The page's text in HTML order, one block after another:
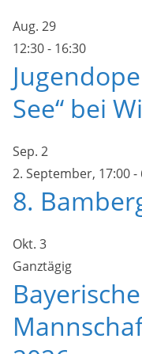
Aug. 29
12:30- 16:30
See“ bei
Sep. 2
2. September, 17:00-
8.
Okt. 3
Ganztägig